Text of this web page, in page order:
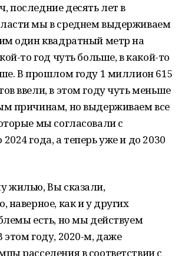
последние десять лет в
мы в среднем выдерживаем
один квадратный метр на
то год чуть больше, в какой-то
В прошлом году 1 миллион 615
ввели, в этом году чуть меньше
причинам, но выдерживаем все
мы согласовали с
года, а теперь уже и до 2030
жилью, Вы сказали,
наверное, как и у других
есть, но мы действуем
году, 2020-м, даже
расселения в соответствии с